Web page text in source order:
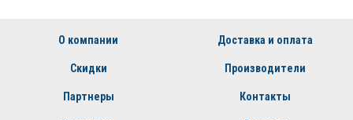
О компании Доставка и оплата
Скидки Производители
Партнеры Контакты